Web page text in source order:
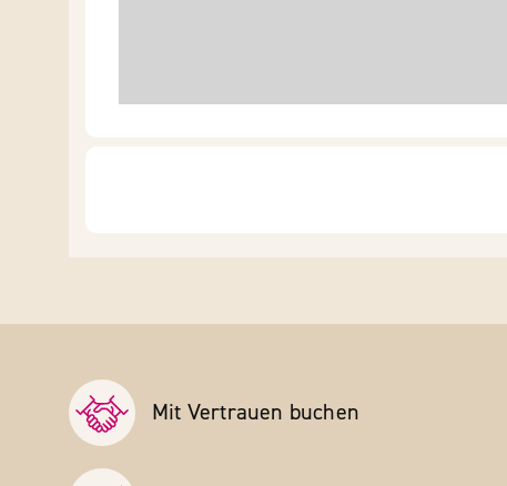
Mit Vertrauen buchen